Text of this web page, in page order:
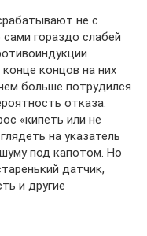
не с
гораздо слабей
концов на них
больше потрудился
отказа.
«кипеть или не
на указатель
под капотом. Но
датчик,
и другие